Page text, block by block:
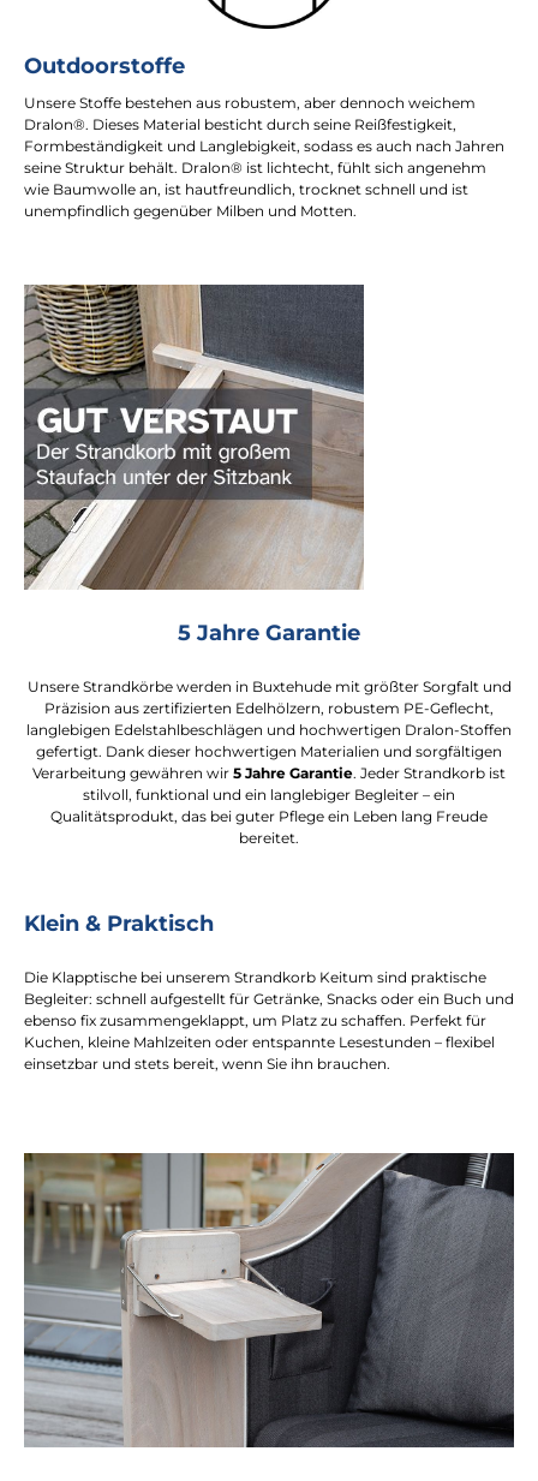
Outdoorstoffe
Unsere Stoffe bestehen aus robustem, aber dennoch weichem
Dralon®. Dieses Material besticht durch seine Reißfestigkeit,
Formbeständigkeit und Langlebigkeit, sodass es auch nach Jahren
seine Struktur behält. Dralon® ist lichtecht, fühlt sich angenehm
wie Baumwolle an, ist hautfreundlich, trocknet schnell und ist
unempfindlich gegenüber Milben und Motten.
5 Jahre Garantie
Unsere Strandkörbe werden in Buxtehude mit größter Sorgfalt und
Präzision aus zertifizierten Edelhölzern, robustem PE-Geflecht,
langlebigen Edelstahlbeschlägen und hochwertigen Dralon-Stoffen
gefertigt. Dank dieser hochwertigen Materialien und sorgfältigen
Verarbeitung gewähren wir 5 Jahre Garantie. Jeder Strandkorb ist
stilvoll, funktional und ein langlebiger Begleiter – ein
Qualitätsprodukt, das bei guter Pflege ein Leben lang Freude
bereitet.
Klein & Praktisch
Die Klapptische bei unserem Strandkorb Keitum sind praktische
Begleiter: schnell aufgestellt für Getränke, Snacks oder ein Buch und
ebenso fix zusammengeklappt, um Platz zu schaffen. Perfekt für
Kuchen, kleine Mahlzeiten oder entspannte Lesestunden – flexibel
einsetzbar und stets bereit, wenn Sie ihn brauchen.